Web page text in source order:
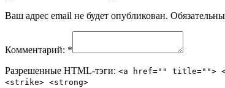
Ваш адрес email не будет опубликован.
Комментарий: *
Разрешенные HTML-тэги: <a href="" title="">
<strike> <strong>